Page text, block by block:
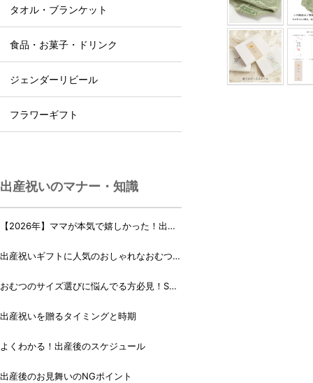
タオル・ブランケット
食品・お菓子・ドリンク
ジェンダーリビール
フラワーギフト
出産祝いのマナー・知識
【2026年】ママが本気で嬉しかった！出産
出産祝いギフトに人気のおしゃれなおむつケ
おむつのサイズ選びに悩んでる方必見！Sサ
出産祝いを贈るタイミングと時期
よくわかる！出産後のスケジュール
出産後のお見舞いのNGポイント